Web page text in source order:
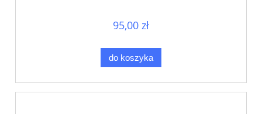
95,00 zł
do koszyka